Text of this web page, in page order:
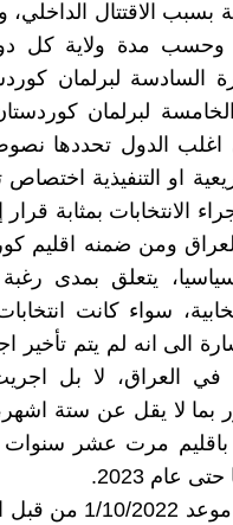
الاقتتال الداخلي،
مدة ولاية كل
اغلب الدول تحددها
او التنفيذية
الانتخابات بمثابة
ومن ضمنه اقليم
يتعلق بمدى
سواء كانت
الى انه لم يتم تأخير
بما لا يقل عن ستة
عام 2023.
وقد تم